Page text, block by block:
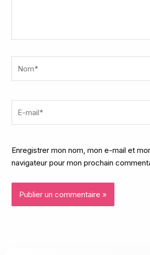
mail*
Enregistrer mon nom, mon e-mail et
navigateur pour mon prochain